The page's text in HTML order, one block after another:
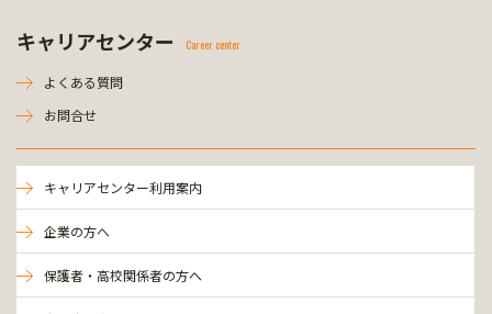
キャリアセンター Career center
よくある質問
お問合せ
キャリアセンター利用案内
企業の方へ
保護者・高校関係者の方へ